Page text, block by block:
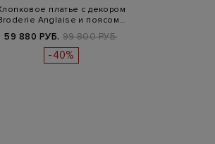
платье с декором
Anglaise и поясом…
59 880 РУБ. 99 800 РУБ.
-40%